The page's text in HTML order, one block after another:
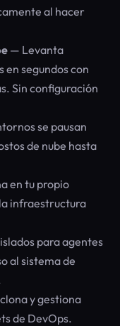
al hacer
— Levanta
segundos con
Sin configuración
se pausan
de nube hasta
en tu propio
la infraestructura
para agentes
al sistema de
y gestiona
de DevOps.